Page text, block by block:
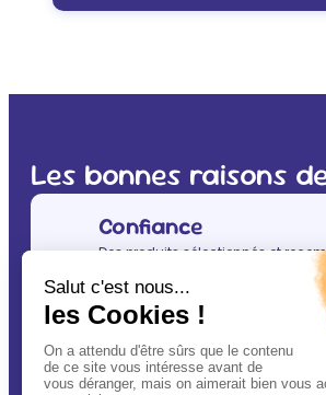
Les bonnes raisons
Confiance
Des produits sélectionnés et
(après vous évidemment ! ) : votre
Simplicité
En un clic, vous allégez votre